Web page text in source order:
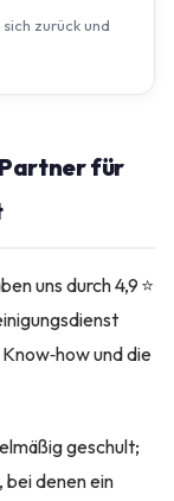
zurück und
für
uns durch 4,9 ⭐
und die
geschult;
denen ein